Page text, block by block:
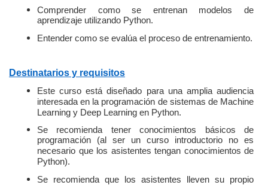
Comprender como se entrenan modelos de
aprendizaje utilizando Python.
Entender como se evalúa el proceso de entrenamiento.
Destinatarios y requisitos
Este curso está diseñado para una amplia audiencia
interesada en la programación de sistemas de Machine
Learning y Deep Learning en Python.
Se recomienda tener conocimientos básicos de
programación (al ser un curso introductorio no es
necesario que los asistentes tengan conocimientos de
Python).
Se recomienda que los asistentes lleven su propio